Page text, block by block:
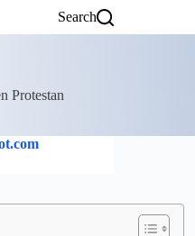
Search
Protestan